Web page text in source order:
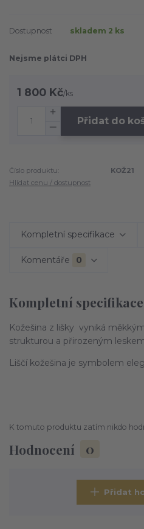
Dostupnost skladem 2 ks
Nejsme plátci DPH
1 800 Kč/ks
Přidat do
Číslo produktu:
KOŽ21
Hlídat cenu / dostupnost
Kompletní specifikace
Komentáře 0
Kompletní specifikace
Kožešina z lišky vyniká
strukturou a přirozeným
Liščí kožešina je symbolem
Hodnocení 0
K tomuto produktu zatím nikdo
Přidat